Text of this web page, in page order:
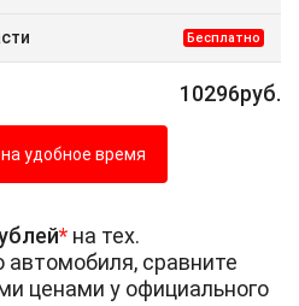
Бесплатно
10296руб.
удобное время
* на тех.
сравните
ценами у официального